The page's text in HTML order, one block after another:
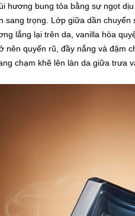
hương bung tỏa bằng sự ngọt
sang trọng. Lớp giữa dần
lắng lại trên da, vanilla hòa
nên quyến rũ, đầy nắng và
chạm khẽ lên làn da giữa trưa